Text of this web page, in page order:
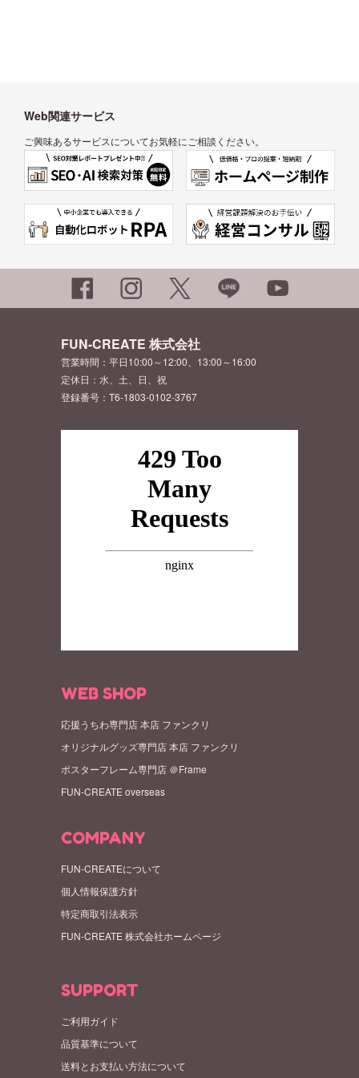
Web関連サービス
ご興味あるサービスについてお気軽にご相談ください。
FUN-CREATE 株式会社
営業時間：平日10:00～12:00、13:00～16:00
定休日：水、土、日、祝
登録番号：T6-1803-0102-3767
WEB SHOP
応援うちわ専門店 本店 ファンクリ
オリジナルグッズ専門店 本店 ファンクリ
ポスターフレーム専門店 ＠Frame
FUN-CREATE overseas
COMPANY
FUN-CREATEについて
個人情報保護方針
特定商取引法表示
FUN-CREATE 株式会社ホームページ
SUPPORT
ご利用ガイド
品質基準について
送料とお支払い方法について